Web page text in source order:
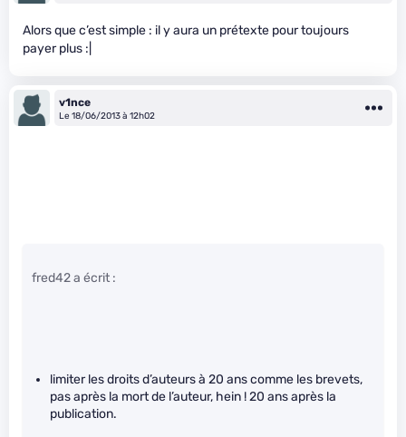
Alors que c’est simple : il y aura un prétexte pour toujours
payer plus :|
v1nce
Le 18/06/2013 à 12h02
fred42 a écrit :
limiter les droits d’auteurs à 20 ans comme les brevets,
pas après la mort de l’auteur, hein ! 20 ans après la
publication.